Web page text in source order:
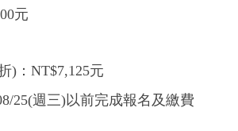
元
)：NT$7,125元
25(週三)以前完成報名及繳費